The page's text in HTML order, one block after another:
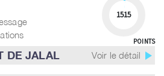
1515
POINTS
DE JALAL Voir le détail play_arrow